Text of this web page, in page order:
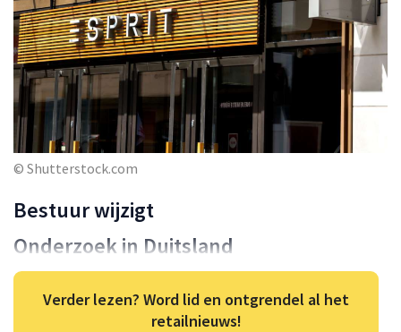
© Shutterstock.com
Bestuur wijzigt
Onderzoek in Duitsland
Verder lezen? Word lid en ontgrendel al het
retailnieuws!